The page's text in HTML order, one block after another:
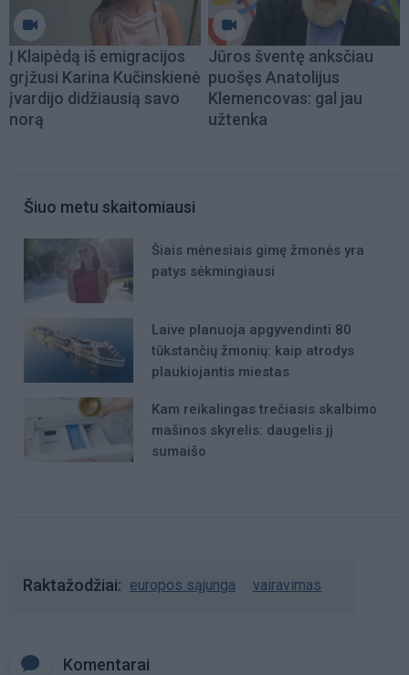
Į Klaipėdą iš emigracijos
grįžusi Karina Kučinskienė
įvardijo didžiausią savo
norą
Jūros šventę anksčiau
puošęs Anatolijus
Klemencovas: gal jau
užtenka
Šiuo metu skaitomiausi
Šiais mėnesiais gimę žmonės yra
patys sėkmingiausi
Laive planuoja apgyvendinti 80
tūkstančių žmonių: kaip atrodys
plaukiojantis miestas
Kam reikalingas trečiasis skalbimo
mašinos skyrelis: daugelis jį
sumaišo
Raktažodžiai europos sąjunga vairavimas
Komentarai